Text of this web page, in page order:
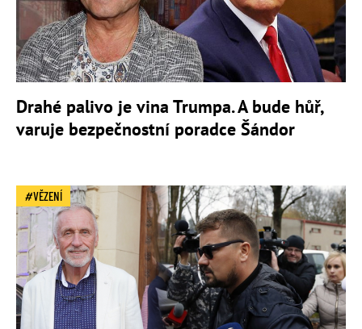
Drahé palivo je vina Trumpa. A bude hůř,
varuje bezpečnostní poradce Šándor
VĚZENÍ